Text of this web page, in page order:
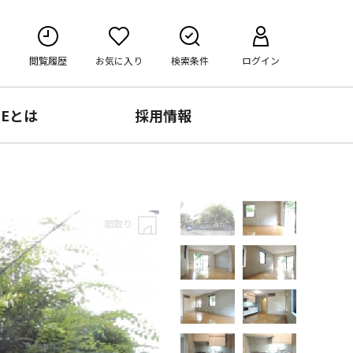
閲覧履歴 お気に入り 検索条件 ログイン
とは 採用情報
間取り